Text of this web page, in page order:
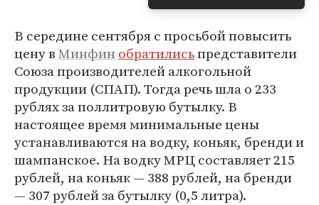
В середине сентября с просьбой повысить
цену вМинфин обратилисьпредставители
Союза производителей алкогольной
продукции (СПАП). Тогда речь шла о 233
рублях за поллитровую бутылку. В
настоящее время минимальные цены
устанавливаются на водку, коньяк, бренди и
шампанское. На водку МРЦ составляет 215
рублей, на коньяк — 388 рублей, на бренди
— 307 рублей за бутылку (0,5 литра).